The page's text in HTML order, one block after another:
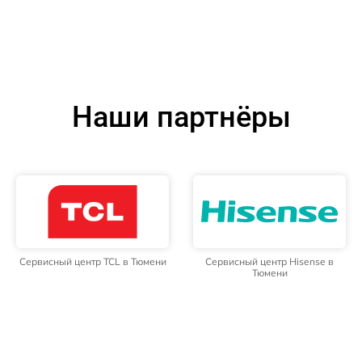
Наши партнёры
Сервисный центр TCL в Тюмени
Сервисный центр Hisense в
Тюмени